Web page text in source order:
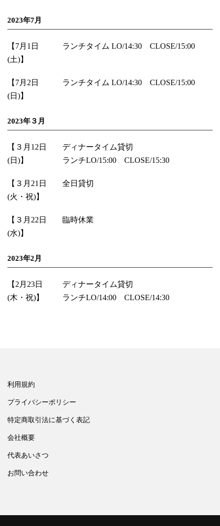
2023年7月
【7月1日
(土)】
ランチタイム LO/14:30 CLOSE/15:00
【7月2日
(日)】
ランチタイム LO/14:30 CLOSE/15:00
2023年３月
【３月12日
(日)】
ディナータイム貸切
ランチLO/15:00 CLOSE/15:30
【３月21日
(火・祝)】
全日貸切
【３月22日
(水)】
臨時休業
2023年2月
【2月23日
(木・祝)】
ディナータイム貸切
ランチLO/14:00 CLOSE/14:30
利用規約
プライバシーポリシー
特定商取引法に基づく表記
会社概要
代表あいさつ
お問い合わせ